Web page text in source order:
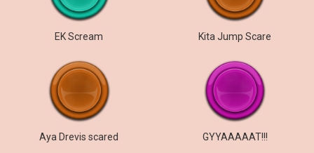
EK Scream Kita Jump Scare
Aya Drevis scared GYYAAAAAT!!!